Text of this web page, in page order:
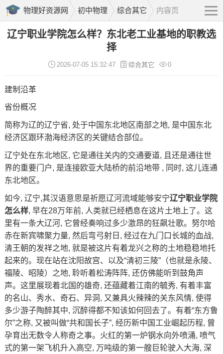
物理好资源网 初中物理 综合其它 内容页
辽宁职业学院怎么样？东北老工业基地的职教选
择
2026-07-05 15:32:47 综合其它 0
建制沿革
省份概况
简称为辽的辽宁省, 处于中国东北地区南部之地, 是中国东北
经济区跟环渤海经济区的关键结合部位。
辽宁处在东北地区, 它是通往关内的交通要道, 且还是通往世
界的重要门户, 是连接欧亚大陆桥的前沿地带 , 同时, 这儿连通
东北地区。
如今, 辽宁,其汉语意思是祈愿辽河流域能够安宁辽宁职业学院
怎么样, 早在28万年前, 人类就已经栖息在这片土地上了。这
里有一条大辽河, 它曾经奏响过多少激昂的狂飙壮歌。努尔哈
赤在新宾啸聚力量, 然后弯弓射日, 经过在九门口长城的血战,
清王朝的发祥之地, 就是被这片有着龙兴之称的土地稳稳地托
起来的。现在站在沈阳故宫、以及“清初三陵”（也就是永陵、
福陵、昭陵）之地, 聆听着松涛阵阵, 还仿佛能听到鼓角声
声。这里展现着北国的雄奇, 还蕴藏着江南的毓秀, 有着丰富
的名山、秀水、奇石、异洞, 又兼具火辣辣的关东风情, 使得
多少游子陶醉其中, 沉醉得都不知该如何回去了。有着“东方鲁
尔”之称, 又被叫做“共和国长子”, 经历新中国工业崛起历程, 曾
孕育出无数令人称奇之事。火红的第一炉钢水向外喷涌, 喷气
式的第一架飞机升入高空, 万吨级的第一艘巨轮驶入大海, 深